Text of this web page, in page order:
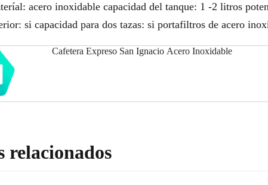
acero inoxidable capacidad del tanque: 1 -2 litros
si capacidad para dos tazas: si portafiltros de acero
Cafetera Expreso San Ignacio Acero Inoxidable
relacionados